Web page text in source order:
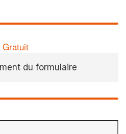
Gratuit
du formulaire